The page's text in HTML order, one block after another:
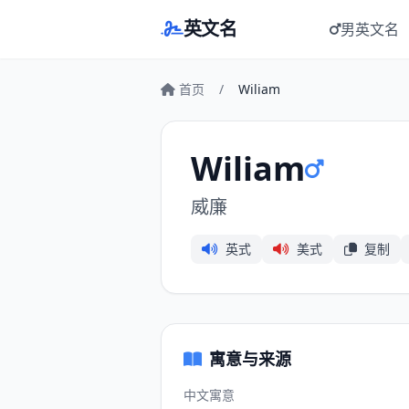
英文名 男英文名
首页 / Wiliam
Wiliam
威廉
英式 美式 复制
寓意与来源
中文寓意